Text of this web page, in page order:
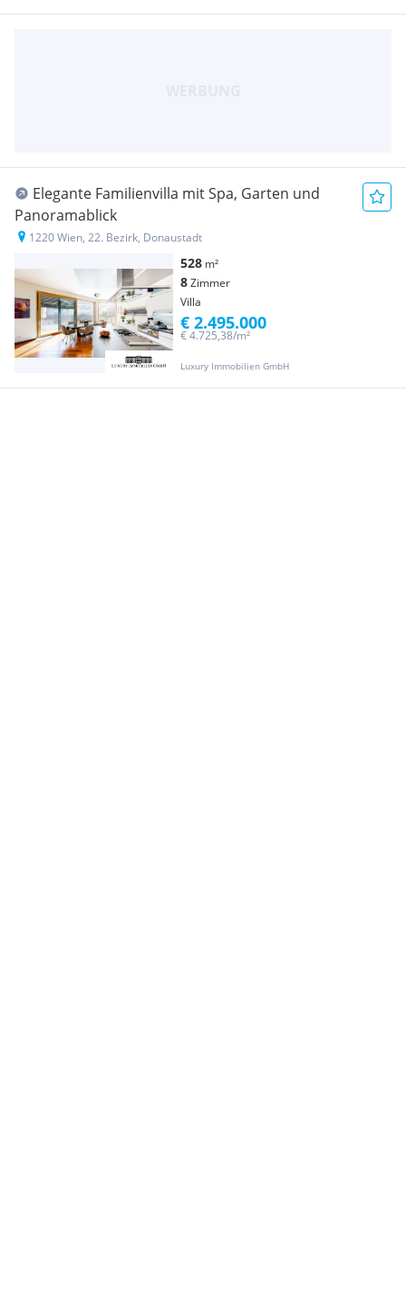
Elegante Familienvilla mit Spa, Garten und
Panoramablick
1220 Wien, 22. Bezirk, Donaustadt
528 m²
8Zimmer
Villa
Luxury Immobilien GmbH
€ 4.725,38/m²
€ 2.495.000